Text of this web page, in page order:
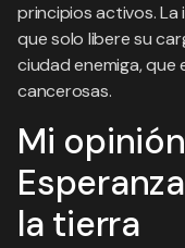
principios activos. La
que solo libere su
ciudad enemiga, que
cancerosas.
Mi
la tierra